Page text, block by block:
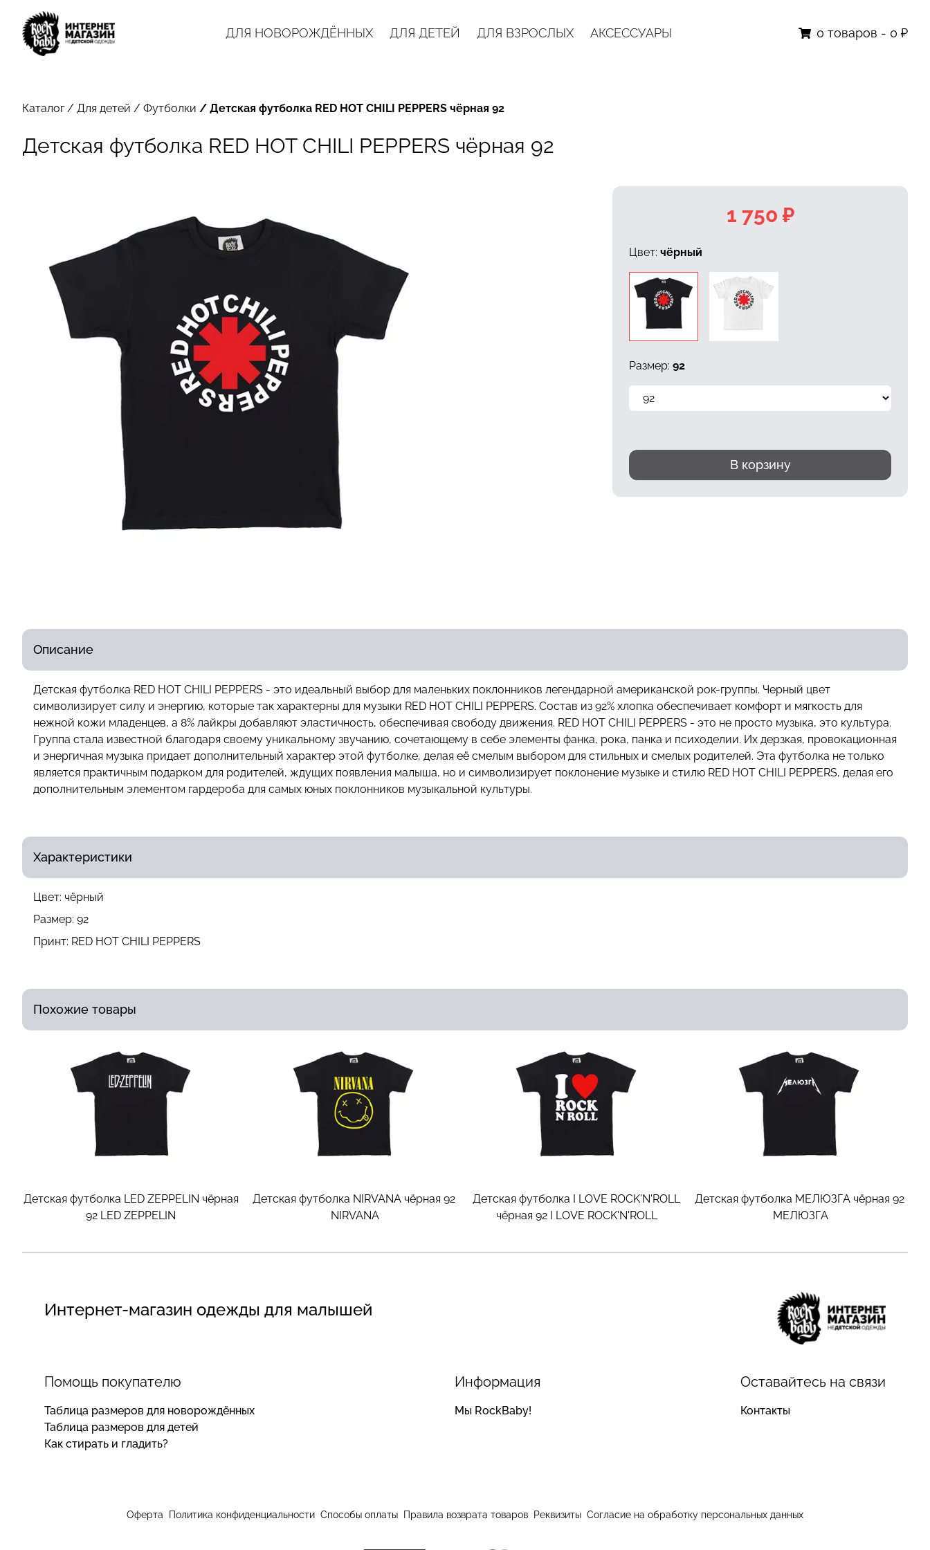
ДЛЯ НОВОРОЖДЁННЫХ ДЛЯ ДЕТЕЙ ДЛЯ ВЗРОСЛЫХ АКСЕССУАРЫ 0 товаров - 0 ₽
Каталог/ Для детей / Футболки / Детская футболка RED HOT CHILI PEPPERS чёрная 92
Детская футболка RED HOT CHILI PEPPERS чёрная 92
1 750 ₽
Цвет:чёрный
Размер:92
В корзину
Описание
Детская футболка RED HOT CHILI PEPPERS - это идеальный выбор для маленьких поклонников легендарной американской рок-группы. Черный цвет
символизирует силу и энергию, которые так характерны для музыки RED HOT CHILI PEPPERS. Состав из 92% хлопка обеспечивает комфорт и мягкость для
нежной кожи младенцев, а 8% лайкры добавляют эластичность, обеспечивая свободу движения. RED HOT CHILI PEPPERS - это не просто музыка, это культура.
Группа стала известной благодаря своему уникальному звучанию, сочетающему в себе элементы фанка, рока, панка и психоделии. Их дерзкая, провокационная
и энергичная музыка придает дополнительный характер этой футболке, делая её смелым выбором для стильных и смелых родителей. Эта футболка не только
является практичным подарком для родителей, ждущих появления малыша, но и символизирует поклонение музыке и стилю RED HOT CHILI PEPPERS, делая его
дополнительным элементом гардероба для самых юных поклонников музыкальной культуры.
Характеристики
Цвет: чёрный
Размер: 92
Принт: RED HOT CHILI PEPPERS
Похожие товары
Детская футболка LED ZEPPELIN чёрная
92 LED ZEPPELIN
Детская футболка NIRVANA чёрная 92
NIRVANA
Детская футболка I LOVE ROCK'N'ROLL
чёрная 92 I LOVE ROCK'N'ROLL
Детская футболка МЕЛЮЗГА чёрная 92
МЕЛЮЗГА
Интернет-магазин одежды для малышей
Помощь покупателю
Таблица размеров для новорождённых
Таблица размеров для детей
Как стирать и гладить?
Информация
Мы RockBaby!
Оставайтесь на связи
Контакты
Оферта Политика конфиденциальности Способы оплаты Правила возврата товаров Реквизиты Согласие на обработку персональных данных